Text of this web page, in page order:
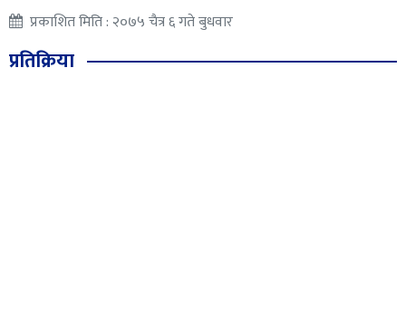
प्रकाशित मिति : २०७५ चैत्र ६ गते बुधवार
प्रतिक्रिया